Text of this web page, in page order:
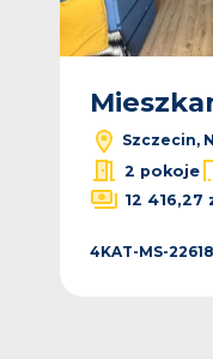
Szczecin,
2 pokoje
12 416,27
4KAT-MS-22618